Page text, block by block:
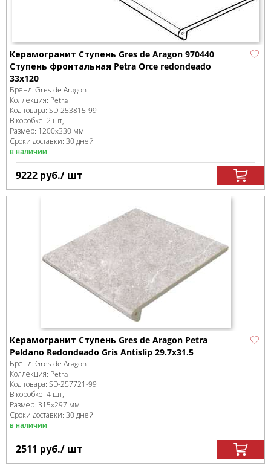
Керамогранит Ступень Gres de Aragon 970440
Ступень фронтальная Petra Orce redondeado
33x120
Бренд: Gres de Aragon
Коллекция: Petra
Код товара: SD-253815-99
В коробке: 2 шт,
Размер: 1200x330 мм
Сроки доставки: 30 дней
в наличии
9222 руб./ шт
Керамогранит Ступень Gres de Aragon Petra
Peldаno Redondeadо Gris Antislip 29.7x31.5
Бренд: Gres de Aragon
Коллекция: Petra
Код товара: SD-257721-99
В коробке: 4 шт,
Размер: 315x297 мм
Сроки доставки: 30 дней
в наличии
2511 руб./ шт